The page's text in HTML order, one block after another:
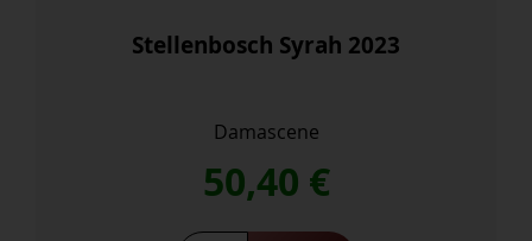
Stellenbosch Syrah 2023
Damascene
50,40 €